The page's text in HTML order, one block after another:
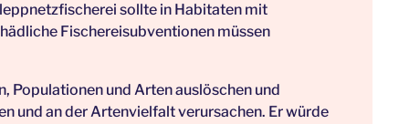
sollte in Habitaten mit
Fischereisubventionen müssen
Populationen und Arten auslöschen und
und an der Artenvielfalt verursachen. Er würde